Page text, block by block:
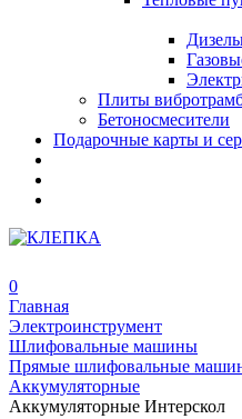
Плиты
Бетоносмесители
Подарочные карты и
0
Главная
Электроинструмент
Шлифовальные машины
Прямые шлифовальные
Аккумуляторные
Аккумуляторные Интерскол